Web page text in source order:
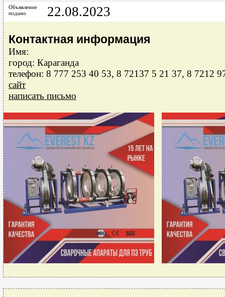
Объявление
подано
22.08.2023
Контактная информация
Имя:
город: Караганда
телефон: 8 777 253 40 53, 8 72137 5 21 37, 8 7212
сайт
написать письмо